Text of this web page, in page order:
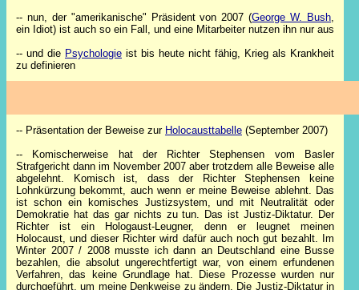
-- nun, der "amerikanische" Präsident von 2007 (George W. Bush,
ein Idiot) ist auch so ein Fall, und eine Mitarbeiter nutzen ihn nur aus
-- und die Psychologie ist bis heute nicht fähig, Krieg als Krankheit
zu definieren
-- Präsentation der Beweise zur Holocausttabelle (September 2007)
-- Komischerweise hat der Richter Stephensen vom Basler
Strafgericht dann im November 2007 aber trotzdem alle Beweise alle
abgelehnt. Komisch ist, dass der Richter Stephensen keine
Lohnkürzung bekommt, auch wenn er meine Beweise ablehnt. Das
ist schon ein komisches Justizsystem, und mit Neutralität oder
Demokratie hat das gar nichts zu tun. Das ist Justiz-Diktatur. Der
Richter ist ein Hologaust-Leugner, denn er leugnet meinen
Holocaust, und dieser Richter wird dafür auch noch gut bezahlt. Im
Winter 2007 / 2008 musste ich dann an Deutschland eine Busse
bezahlen, die absolut ungerechtfertigt war, von einem erfundenen
Verfahren, das keine Grundlage hat. Diese Prozesse wurden nur
durchgeführt, um meine Denkweise zu ändern. Die Justiz-Diktatur in